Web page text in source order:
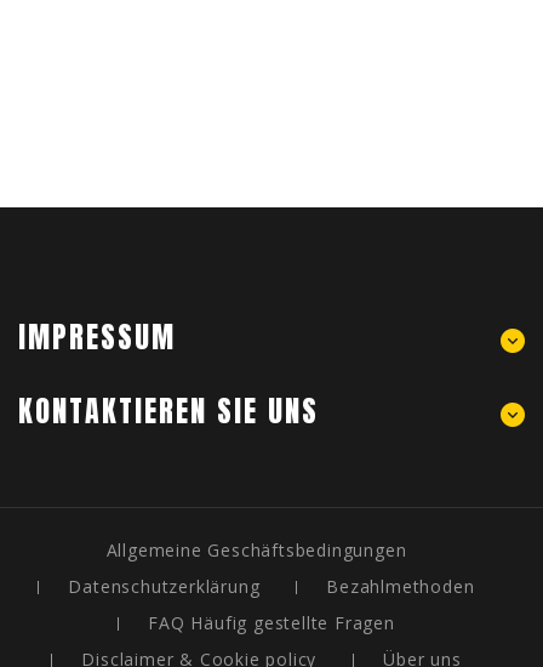
IMPRESSUM
KONTAKTIEREN SIE UNS
Allgemeine Geschäftsbedingungen
Datenschutzerklärung
Bezahlmethoden
FAQ Häufig gestellte Fragen
Disclaimer & Cookie policy
Über uns